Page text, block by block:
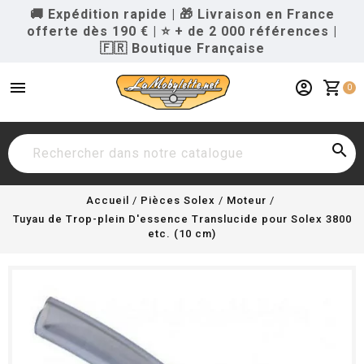
🚚 Expédition rapide | 🎁 Livraison en France
offerte dès 190 € | ⭐ + de 2 000 références |
🇫🇷 Boutique Française
menu shopping_cart 0
account_circle

Accueil Pièces Solex
Moteur
Tuyau de Trop-plein D'essence Translucide pour Solex 3800
etc. (10 cm)